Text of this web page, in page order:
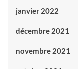
janvier 2022
décembre 2021
novembre 2021